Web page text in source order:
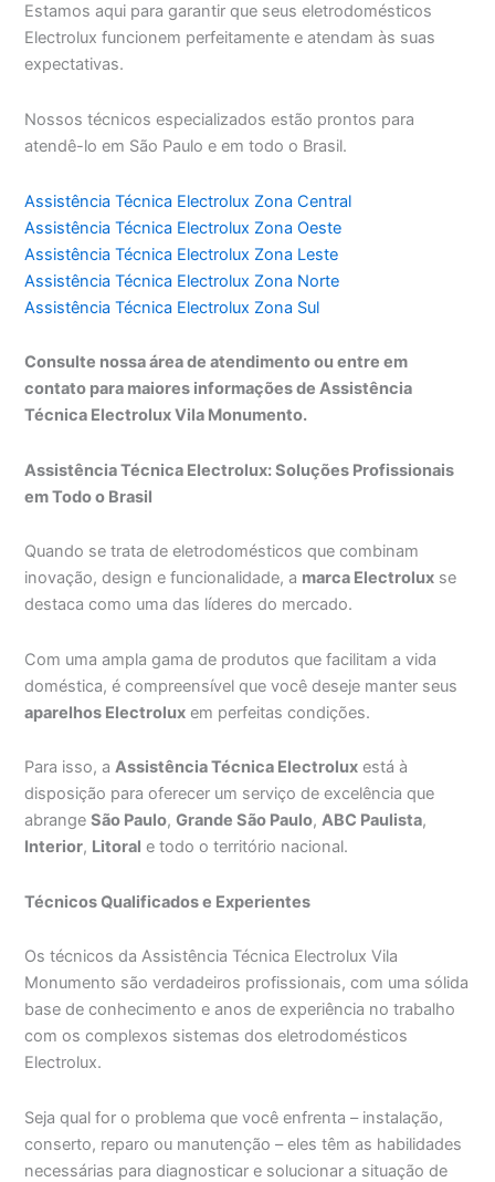
Estamos aqui para garantir que seus eletrodomésticos
Electrolux funcionem perfeitamente e atendam às suas
expectativas.
Nossos técnicos especializados estão prontos para
atendê-lo em São Paulo e em todo o Brasil.
Assistência Técnica Electrolux Zona Central
Assistência Técnica Electrolux Zona Oeste
Assistência Técnica Electrolux Zona Leste
Assistência Técnica Electrolux Zona Norte
Assistência Técnica Electrolux Zona Sul
Consulte nossa área de atendimento ou entre em
contato para maiores informações de Assistência
Técnica Electrolux Vila Monumento.
Assistência Técnica Electrolux: Soluções Profissionais
em Todo o Brasil
Quando se trata de eletrodomésticos que combinam
inovação, design e funcionalidade, a marca Electrolux se
destaca como uma das líderes do mercado.
Com uma ampla gama de produtos que facilitam a vida
doméstica, é compreensível que você deseje manter seus
aparelhos Electrolux em perfeitas condições.
Para isso, aAssistência Técnica Electrolux está à
disposição para oferecer um serviço de excelência que
abrangeSão Paulo,Grande São Paulo,ABC Paulista,
Interior, Litoral e todo o território nacional.
Técnicos Qualificados e Experientes
Os técnicos da Assistência Técnica Electrolux Vila
Monumento são verdadeiros profissionais, com uma sólida
base de conhecimento e anos de experiência no trabalho
com os complexos sistemas dos eletrodomésticos
Electrolux.
Seja qual for o problema que você enfrenta – instalação,
conserto, reparo ou manutenção – eles têm as habilidades
necessárias para diagnosticar e solucionar a situação de